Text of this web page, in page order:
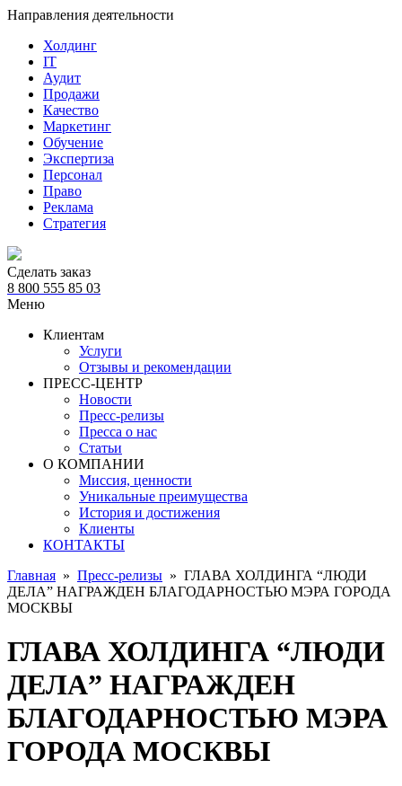
Направления деятельности
Холдинг
IT
Аудит
Продажи
Качество
Маркетинг
Обучение
Экспертиза
Персонал
Право
Реклама
Стратегия
Сделать заказ
8 800 555 85 03
Меню
Клиентам
Услуги
Отзывы и рекомендации
ПРЕСС-ЦЕНТР
Новости
Пресс-релизы
Пресса о нас
Статьи
О КОМПАНИИ
Миссия, ценности
Уникальные преимущества
История и достижения
Клиенты
КОНТАКТЫ
Главная » Пресс-релизы » ГЛАВА ХОЛДИНГА “ЛЮДИ
ДЕЛА” НАГРАЖДЕН БЛАГОДАРНОСТЬЮ МЭРА ГОРОДА
МОСКВЫ
ГЛАВА ХОЛДИНГА “ЛЮДИ
ДЕЛА” НАГРАЖДЕН
БЛАГОДАРНОСТЬЮ МЭРА
ГОРОДА МОСКВЫ